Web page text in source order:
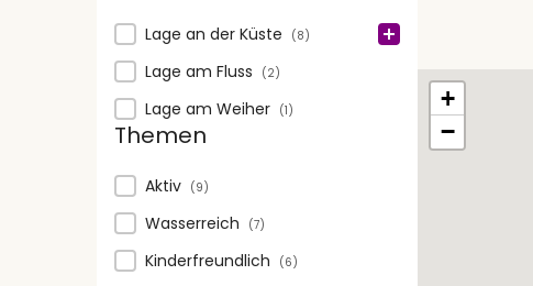
Lage am Wasser
Lage an der Küste (8)
Lage am Fluss (2)
Lage am Weiher (1)
Themen
Themen
Aktiv (9)
Wasserreich (7)
Kinderfreundlich (6)
Map
+
−